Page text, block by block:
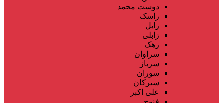
دوست محمد
راسک
زابل
زابلی
زهک
سراوان
سرباز
سوران
سیرکان
علی اکبر
فنوج